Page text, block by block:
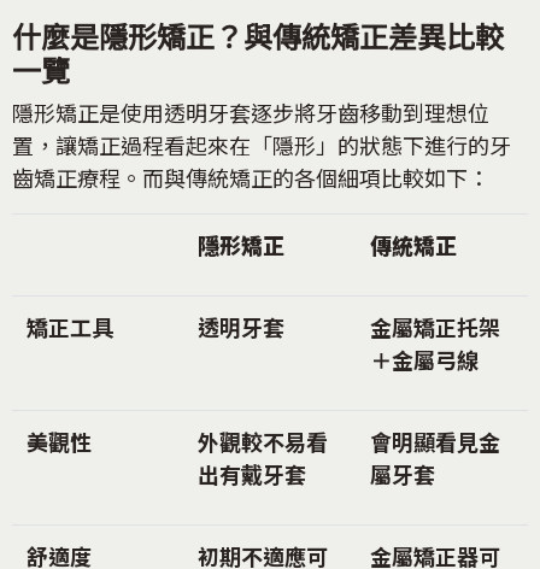
什麼是隱形矯正？與傳統矯正差異比較
一覽
隱形矯正是使用透明牙套逐步將牙齒移動到理想位
置，讓矯正過程看起來在「隱形」的狀態下進行的牙
齒矯正療程。而與傳統矯正的各個細項比較如下：
隱形矯正 傳統矯正
矯正工具 透明牙套
金屬矯正托架
＋金屬弓線
美觀性
外觀較不易看
出有戴牙套
會明顯看見金
屬牙套
舒適度
初期不適應可
金屬矯正器可